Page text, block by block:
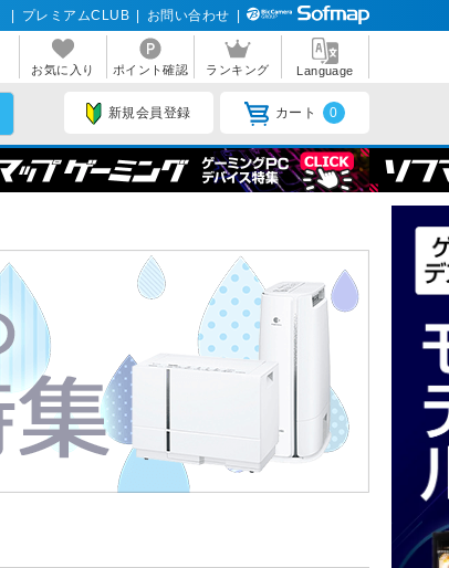
プレミアムCLUB お問い合わせ
お気に入り ポイント確認 ランキング Language
新規会員登録 カート 0